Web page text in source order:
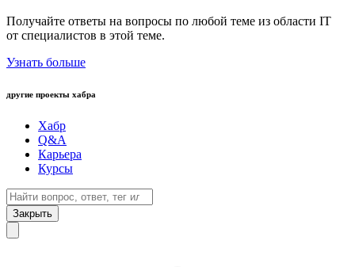
Получайте ответы на вопросы по любой теме из области IT
от специалистов в этой теме.
Узнать больше
другие проекты хабра
Хабр
Q&A
Карьера
Курсы
Закрыть